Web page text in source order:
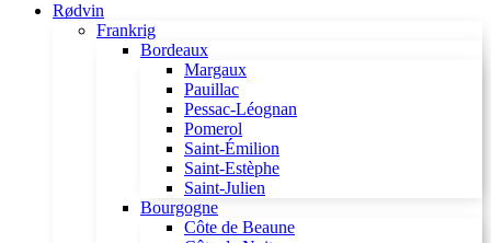
Rødvin
Frankrig
Bordeaux
Margaux
Pauillac
Pessac-Léognan
Pomerol
Saint-Émilion
Saint-Estèphe
Saint-Julien
Bourgogne
Côte de Beaune